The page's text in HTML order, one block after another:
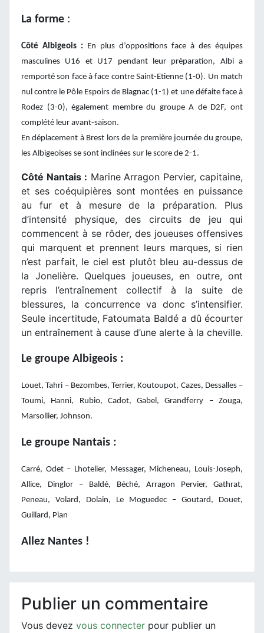
La forme :
Côté Albigeois : En plus d’oppositions face à des équipes
masculines U16 et U17 pendant leur préparation, Albi a
remporté son face à face contre Saint-Etienne (1-0). Un match
nul contre le Pôle Espoirs de Blagnac (1-1) et une défaite face à
Rodez (3-0), également membre du groupe A de D2F, ont
complété leur avant-saison.
En déplacement à Brest lors de la première journée du groupe,
les Albigeoises se sont inclinées sur le score de 2-1.
Côté Nantais : Marine Arragon Pervier, capitaine,
et ses coéquipières sont montées en puissance
au fur et à mesure de la préparation. Plus
d’intensité physique, des circuits de jeu qui
commencent à se rôder, des joueuses offensives
qui marquent et prennent leurs marques, si rien
n’est parfait, le ciel est plutôt bleu au-dessus de
la Jonelière. Quelques joueuses, en outre, ont
repris l’entraînement collectif à la suite de
blessures, la concurrence va donc s’intensifier.
Seule incertitude, Fatoumata Baldé a dû écourter
un entraînement à cause d’une alerte à la cheville.
Le groupe Albigeois :
Louet, Tahri – Bezombes, Terrier, Koutoupot, Cazes, Dessalles –
Toumi, Hanni, Rubio, Cadot, Gabel, Grandferry – Zouga,
Marsollier, Johnson.
Le groupe Nantais :
Carré, Odet – Lhotelier, Messager, Micheneau, Louis-Joseph,
Allice, Dinglor – Baldé, Béché, Arragon Pervier, Gathrat,
Peneau, Volard, Dolain, Le Moguedec – Goutard, Douet,
Guillard, Pian
Allez Nantes !
Publier un commentaire
Vous devez vous connecter pour publier un